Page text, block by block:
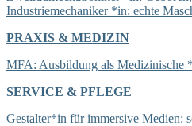
Industriemechaniker *in: echte
PRAXIS & MEDIZIN
MFA: Ausbildung als Medizinische
SERVICE & PFLEGE
Gestalter*in für immersive Medien: